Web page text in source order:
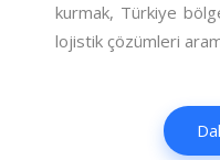
kurmak, Türkiye
lojistik çözümleri